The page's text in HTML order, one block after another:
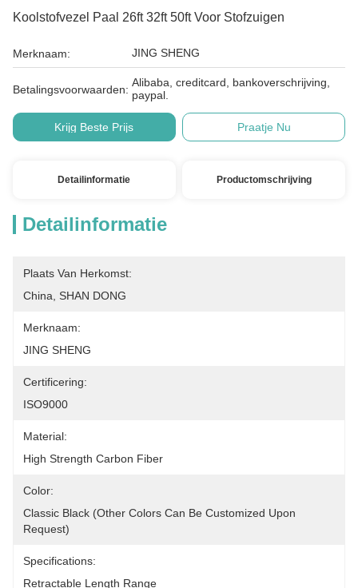
Koolstofvezel Paal 26ft 32ft 50ft Voor Stofzuigen
Merknaam: JING SHENG
Betalingsvoorwaarden:
Alibaba, creditcard, bankoverschrijving,
paypal.
Krijg Beste Prijs Praatje Nu
Detailinformatie Productomschrijving
Detailinformatie
Plaats Van Herkomst:
China, SHAN DONG
Merknaam:
JING SHENG
Certificering:
ISO9000
Material:
High Strength Carbon Fiber
Color:
Classic Black (other Colors Can Be Customized Upon
Request)
Specifications:
Retractable Length Range